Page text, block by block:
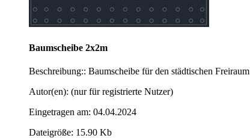
Baumscheibe 2x2m
Beschreibung:: Baumscheibe für den städtischen Freiraum
Autor(en): (nur für registrierte Nutzer)
Eingetragen am: 04.04.2024
Dateigröße: 15.90 Kb